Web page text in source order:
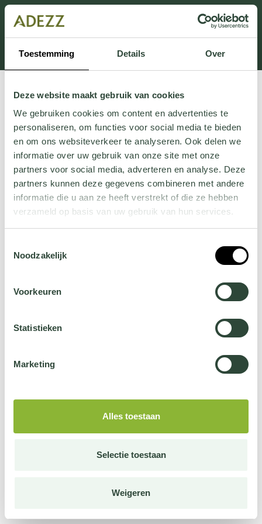
Toestemming Details Over
Deze website maakt gebruik van cookies
We gebruiken cookies om content en advertenties te
personaliseren, om functies voor social media te bieden
en om ons websiteverkeer te analyseren. Ook delen we
informatie over uw gebruik van onze site met onze
partners voor social media, adverteren en analyse. Deze
partners kunnen deze gegevens combineren met andere
informatie die u aan ze heeft verstrekt of die ze hebben
verzameld op basis van uw gebruik van hun services.
jehier.
Noodzakelijk
Voorkeuren
Statistieken
Marketing
Alles toestaan
Selectie toestaan
Weigeren
Dit onderdeel is momenteel in onderhoud.
Als je informatie mist kun je ons bellen +31 413 274
168 of mailen
Customersupport@adezz.com.